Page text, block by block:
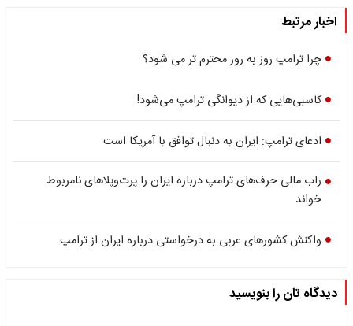
اخبار مرتبط
چرا ترامپ روز به روز محترم تر می شود؟
کاسبی‌هایی که از دیوانگی ترامپ می‌شود!
ادعای ترامپ: ایران به دنبال توافق با آمریکا است
راب مالی حرف‌های ترامپ درباره ایران را پرت‌وپلاهای نامربوط
خواند
واکنش کشورهای عربی به درخواستی درباره ایران از ترامپ
دیدگاه تان را بنویسید